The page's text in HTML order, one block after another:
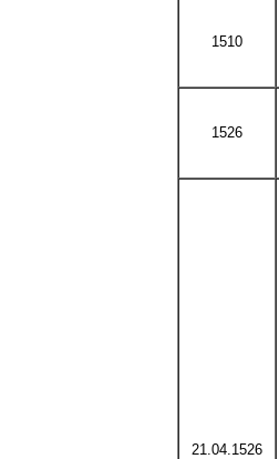
1510
1526
21.04.1526